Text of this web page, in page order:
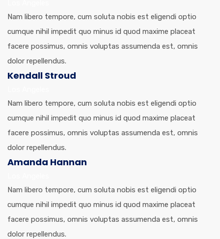
Nam libero tempore, cum soluta nobis est eligendi optio
cumque nihil impedit quo minus id quod maxime placeat
facere possimus, omnis voluptas assumenda est, omnis
dolor repellendus.
Kendall Stroud
Nam libero tempore, cum soluta nobis est eligendi optio
cumque nihil impedit quo minus id quod maxime placeat
facere possimus, omnis voluptas assumenda est, omnis
dolor repellendus.
Amanda Hannan
Nam libero tempore, cum soluta nobis est eligendi optio
cumque nihil impedit quo minus id quod maxime placeat
facere possimus, omnis voluptas assumenda est, omnis
dolor repellendus.